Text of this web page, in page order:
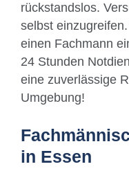
rückstandslos.
selbst
einen Fachmann
24 Stunden
eine zuverlässige
Umgebung!
in Essen